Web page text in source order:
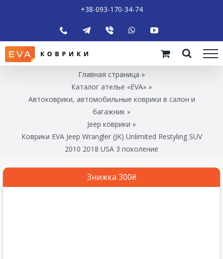
+38-093-170-34-74
Главная страница »
Каталог ателье «EVA» »
Автоковрики, автомобильные коврики в салон и
багажник »
Jeep коврики »
Коврики EVA Jeep Wrangler (JK) Unlimited Restyling SUV
2010 2018 USA 3 поколение
Знижка 300₴